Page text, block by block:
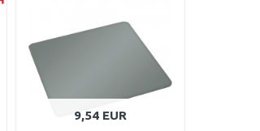
Porovnať
9,54 EUR